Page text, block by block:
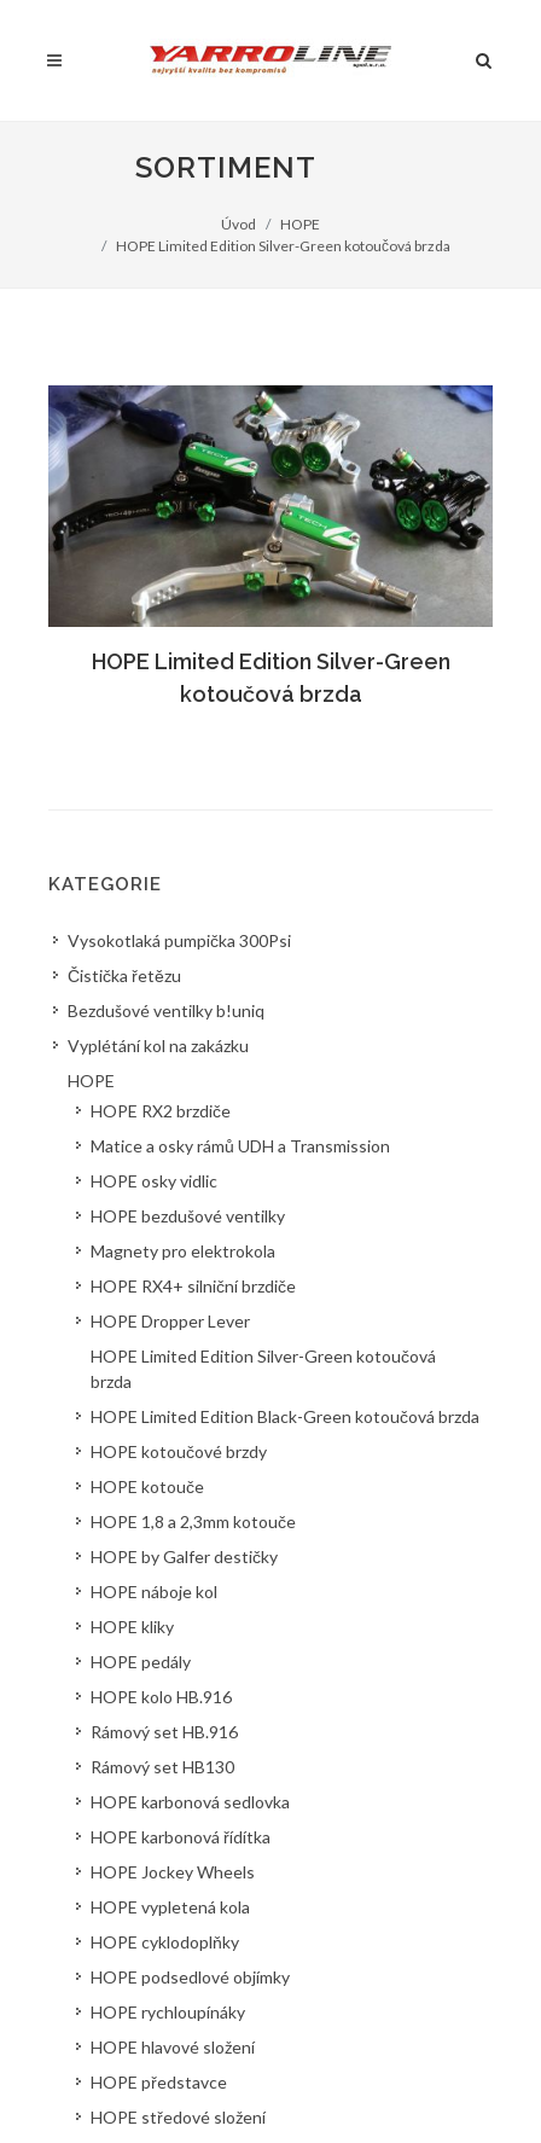
SORTIMENT
Úvod
HOPE
HOPE Limited Edition Silver-Green kotoučová brzda
HOPE Limited Edition Silver-Green
kotoučová brzda
KATEGORIE
Vysokotlaká pumpička 300Psi
Čistička řetězu
Bezdušové ventilky b!uniq
Vyplétání kol na zakázku
HOPE
HOPE RX2 brzdiče
Matice a osky rámů UDH a Transmission
HOPE osky vidlic
HOPE bezdušové ventilky
Magnety pro elektrokola
HOPE RX4+ silniční brzdiče
HOPE Dropper Lever
HOPE Limited Edition Silver-Green kotoučová
brzda
HOPE Limited Edition Black-Green kotoučová brzda
HOPE kotoučové brzdy
HOPE kotouče
HOPE 1,8 a 2,3mm kotouče
HOPE by Galfer destičky
HOPE náboje kol
HOPE kliky
HOPE pedály
HOPE kolo HB.916
Rámový set HB.916
Rámový set HB130
HOPE karbonová sedlovka
HOPE karbonová řídítka
HOPE Jockey Wheels
HOPE vypletená kola
HOPE cyklodoplňky
HOPE podsedlové objímky
HOPE rychloupínáky
HOPE hlavové složení
HOPE představce
HOPE středové složení